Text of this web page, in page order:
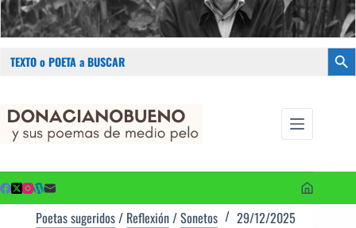
contenido
Poetas sugeridos/ Reflexión/Sonetos 29/12/2025